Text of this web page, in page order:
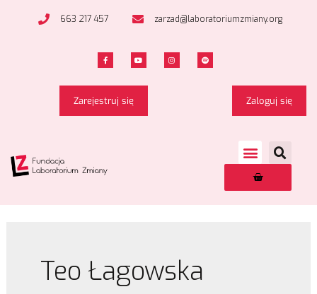
663 217 457 zarzad@laboratoriumzmiany.org
Zarejestruj się Zaloguj się
Teo Łagowska